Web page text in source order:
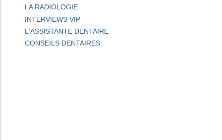
LA RADIOLOGIE
INTERVIEWS VIP
L'ASSISTANTE DENTAIRE
CONSEILS DENTAIRES